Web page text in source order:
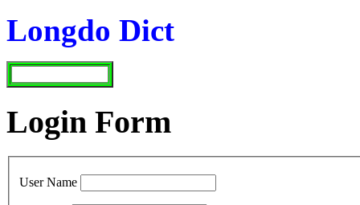
Longdo Dict
Login Form
User Name